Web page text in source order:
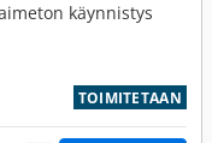
TOIMITETAAN
käynnistys